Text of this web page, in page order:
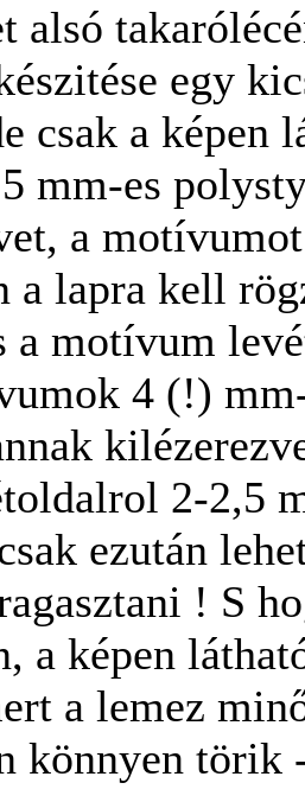
alsó
egy
csak a képen
mm-es
a
a lapra kell
a motívum
4 (!)
2-2,5
ezután
! S
a képen
a lemez
könnyen